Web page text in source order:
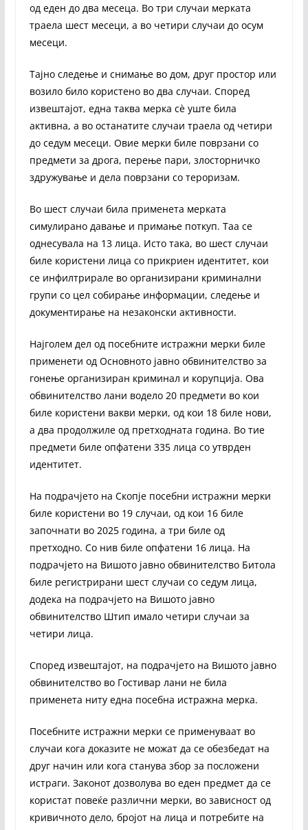
од еден до два месеца. Во три случаи мерката
траела шест месеци, а во четири случаи до осум
месеци.
Тајно следење и снимање во дом, друг простор или
возило било користено во два случаи. Според
извештајот, една таква мерка сè уште била
активна, а во останатите случаи траела од четири
до седум месеци. Овие мерки биле поврзани со
предмети за дрога, перење пари, злосторничко
здружување и дела поврзани со тероризам.
Во шест случаи била применета мерката
симулирано давање и примање поткуп. Таа се
однесувала на 13 лица. Исто така, во шест случаи
биле користени лица со прикриен идентитет, кои
се инфилтрирале во организирани криминални
групи со цел собирање информации, следење и
документирање на незаконски активности.
Најголем дел од посебните истражни мерки биле
применети од Основното јавно обвинителство за
гонење организиран криминал и корупција. Ова
обвинителство лани водело 20 предмети во кои
биле користени вакви мерки, од кои 18 биле нови,
а два продолжиле од претходната година. Во тие
предмети биле опфатени 335 лица со утврден
идентитет.
На подрачјето на Скопје посебни истражни мерки
биле користени во 19 случаи, од кои 16 биле
започнати во 2025 година, а три биле од
претходно. Со нив биле опфатени 16 лица. На
подрачјето на Вишото јавно обвинителство Битола
биле регистрирани шест случаи со седум лица,
додека на подрачјето на Вишото јавно
обвинителство Штип имало четири случаи за
четири лица.
Според извештајот, на подрачјето на Вишото јавно
обвинителство во Гостивар лани не била
применета ниту една посебна истражна мерка.
Посебните истражни мерки се применуваат во
случаи кога доказите не можат да се обезбедат на
друг начин или кога станува збор за посложени
истраги. Законот дозволува во еден предмет да се
користат повеќе различни мерки, во зависност од
кривичното дело, бројот на лица и потребите на